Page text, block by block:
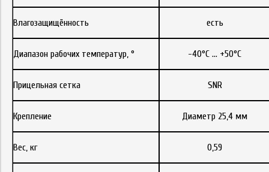
Влагозащищённость есть
Диапазон рабочих температур, ° -40°С … +50°С
Прицельная сетка SNR
Крепление Диаметр 25,4 мм
Вес, кг 0,59